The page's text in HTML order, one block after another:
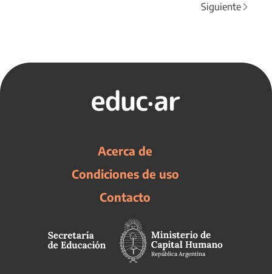
Siguiente
Acerca de
Condiciones de uso
Contacto